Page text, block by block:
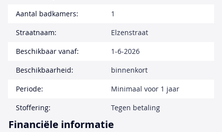
Aantal badkamers:
1
Straatnaam:
Elzenstraat
Beschikbaar vanaf:
1-6-2026
Beschikbaarheid:
binnenkort
Periode:
Minimaal voor 1 jaar
Stoffering:
Tegen betaling
Financiële informatie